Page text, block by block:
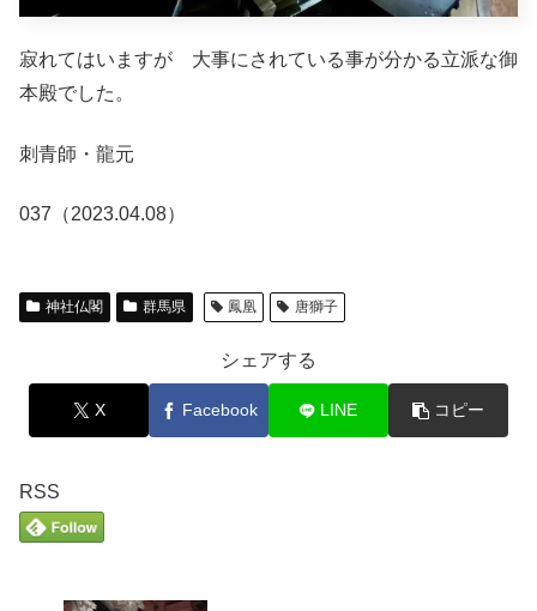
寂れてはいますが 大事にされている事が分かる立派な御
本殿でした。
刺青師・龍元
037（2023.04.08）
神社仏閣 群馬県 鳳凰 唐獅子
シェアする
X Facebook LINE コピー
RSS